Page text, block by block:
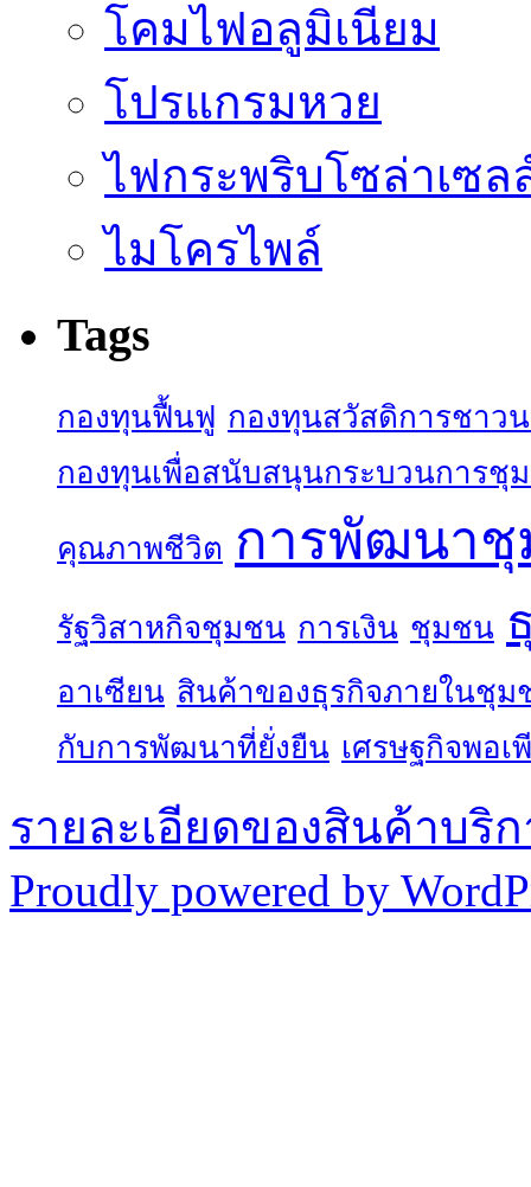
โคมไฟอลูมิเนียม
โปรแกรมหวย
ไฟกระพริบโซล่าเซล
ไมโครไพล์
Tags
กองทุนฟื้นฟู กองทุนสวัสดิการชาว
กองทุนเพื่อสนับสนุนกระบวนการชุ
คุณภาพชีวิต การพัฒนา
รัฐวิสาหกิจชุมชน การเงิน ชุมชน
อาเซียน สินค้าของธุรกิจภายในชุม
กับการพัฒนาที่ยั่งยืน เศรษฐกิจพอเ
รายละเอียดของสินค้าบ
Proudly powered by